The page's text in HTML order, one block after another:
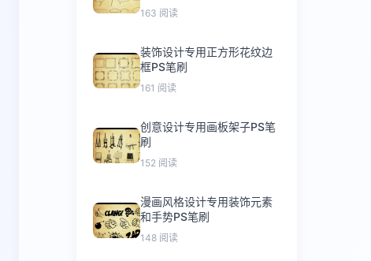
163 阅读
装饰设计专用正方形花纹边
框PS笔刷
161 阅读
创意设计专用画板架子PS笔
刷
152 阅读
漫画风格设计专用装饰元素
和手势PS笔刷
148 阅读